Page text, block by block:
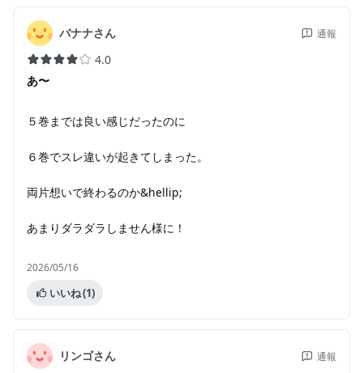
バナナさん 通報
4.0
あ〜
５巻までは良い感じだったのに
６巻でスレ違いが起きてしまった。
両片想いで終わるのか&hellip;
あまりダラダラしません様に！
2026/05/16
いいね(1)
リンゴさん 通報